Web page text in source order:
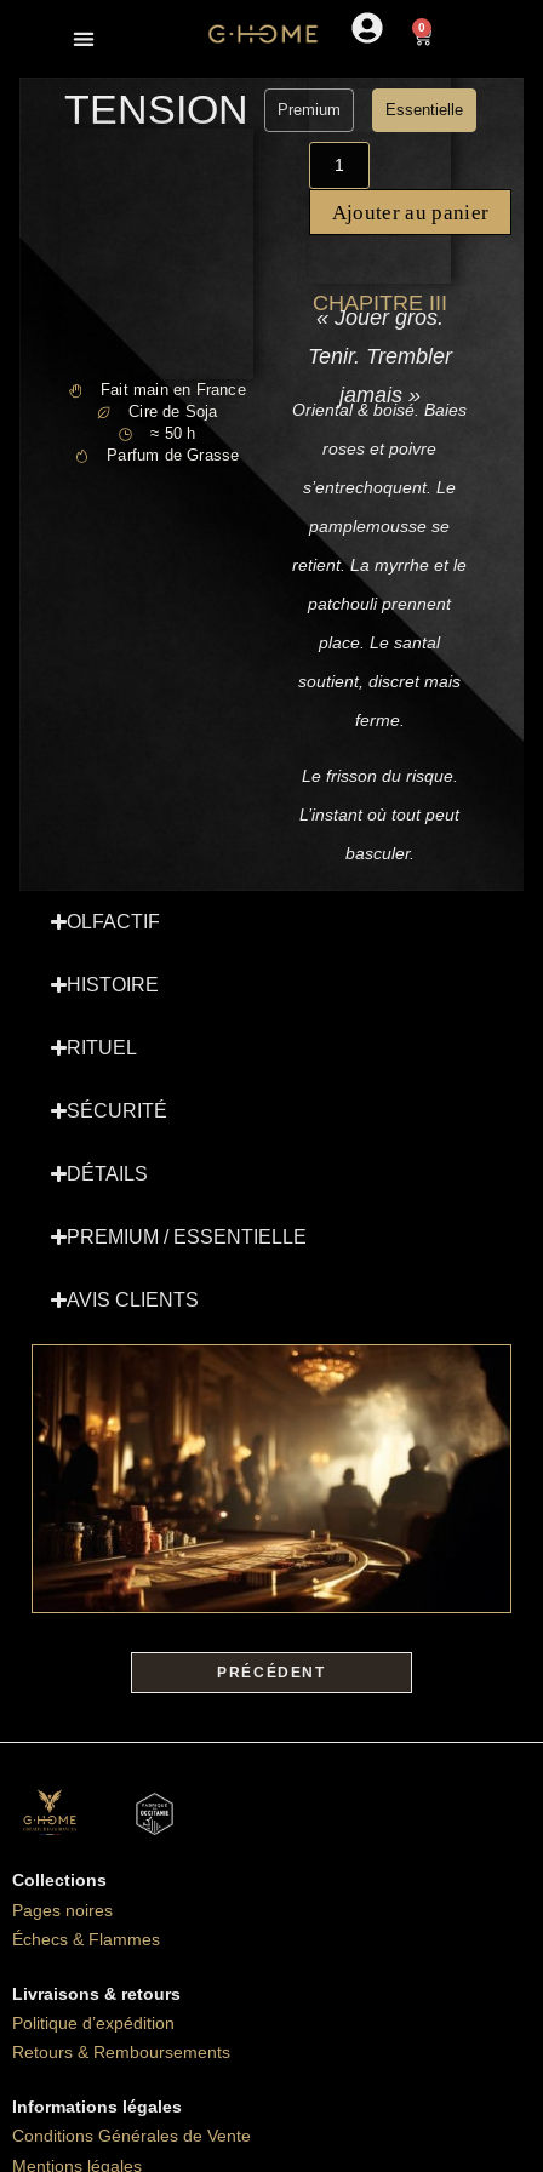
0
TENSION
Fait main en France
Cire de Soja
≈ 50 h
Parfum de Grasse
CHAPITRE III
« Jouer gros.
Tenir. Trembler
jamais »
Oriental & boisé. Baies
roses et poivre
s’entrechoquent. Le
pamplemousse se
retient. La myrrhe et le
patchouli prennent
place. Le santal
soutient, discret mais
ferme.
Le frisson du risque.
L’instant où tout peut
basculer.
Premium Essentielle
Ajouter au panier
OLFACTIF
HISTOIRE
RITUEL
SÉCURITÉ
DÉTAILS
PREMIUM / ESSENTIELLE
AVIS CLIENTS
PRÉCÉDENT
Collections
Pages noires
Échecs & Flammes
Livraisons & retours
Politique d’expédition
Retours & Remboursements
Informations légales
Conditions Générales de Vente
Mentions légales